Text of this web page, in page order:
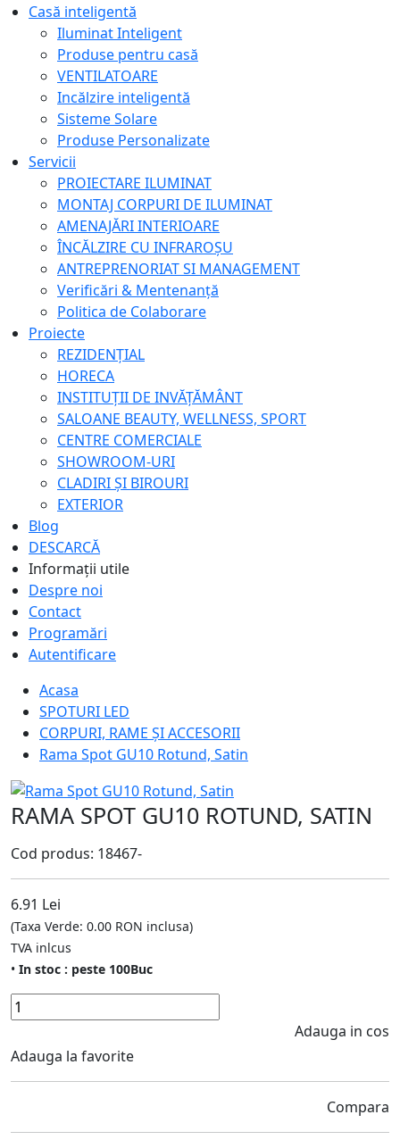
Casă inteligentă
Iluminat Inteligent
Produse pentru casă
VENTILATOARE
Incălzire inteligentă
Sisteme Solare
Produse Personalizate
Servicii
PROIECTARE ILUMINAT
MONTAJ CORPURI DE ILUMINAT
AMENAJĂRI INTERIOARE
ÎNCĂLZIRE CU INFRAROȘU
ANTREPRENORIAT SI MANAGEMENT
Verificări & Mentenanță
Politica de Colaborare
Proiecte
REZIDENȚIAL
HORECA
INSTITUȚII DE INVĂȚĂMÂNT
SALOANE BEAUTY, WELLNESS, SPORT
CENTRE COMERCIALE
SHOWROOM-URI
CLADIRI ȘI BIROURI
EXTERIOR
Blog
DESCARCĂ
Informații utile
Despre noi
Contact
Programări
Autentificare
Acasa
SPOTURI LED
CORPURI, RAME ȘI ACCESORII
Rama Spot GU10 Rotund, Satin
RAMA SPOT GU10 ROTUND, SATIN
Cod produs: 18467-
6.91 Lei
(Taxa Verde: 0.00 RON inclusa)
TVA inlcus
• In stoc : peste 100Buc
Adauga in cos
Adauga la favorite
Compara